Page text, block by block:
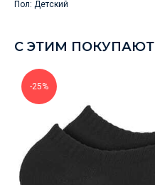
Пол: Детский
С ЭТИМ ПОКУПАЮТ
-25%